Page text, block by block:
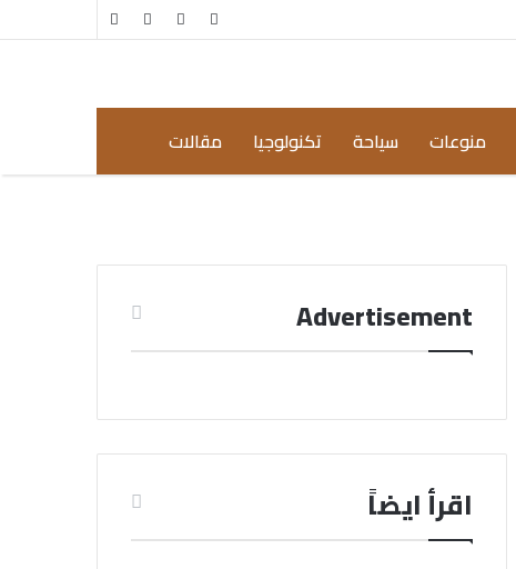
مقال
منوعات سياحة تكنولوجيا مقالات
Advertisement
اقرأ ايضاً